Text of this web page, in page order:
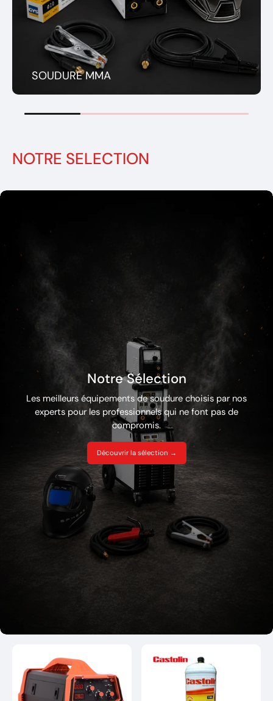
SOUDURE MMA
NOTRE SELECTION
Notre Sélection
Les meilleurs équipements de soudure choisis par nos
experts pour les professionnels qui ne font pas de
compromis.
Découvrir la sélection →